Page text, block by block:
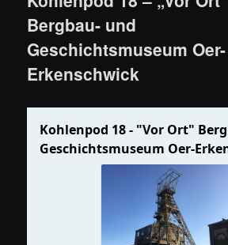
Bergbau- und
Geschichtsmuseum Oer-
Erkenschwick